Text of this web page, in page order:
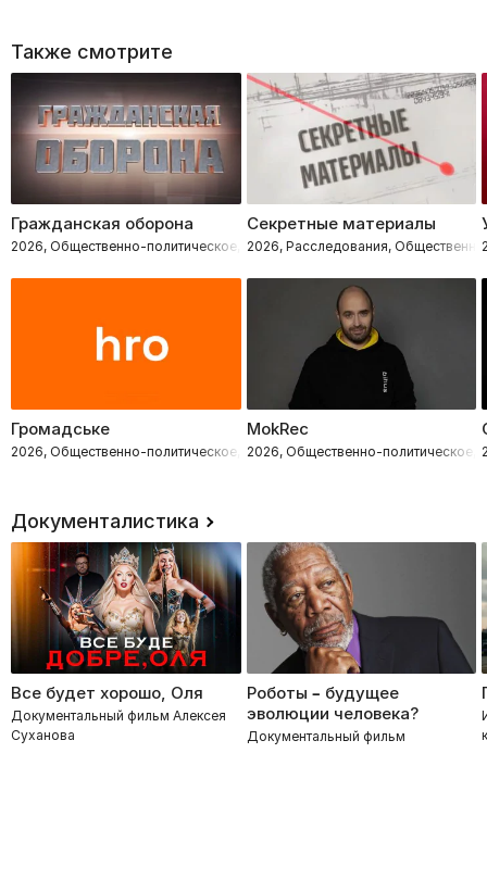
Также смотрите
Гражданская оборона
2026, Общественно-политическое, Расследования
Секретные материалы
2026, Расследования,
Громадське
2026, Общественно-политическое, Расследования
MokRec
2026, Общественно-политическое,
Документалистика
Все будет хорошо, Оля
Документальный фильм Алексея
Суханова
Роботы – будущее
эволюции человека?
Документальный фильм